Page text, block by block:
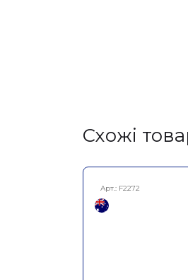
Cхожі
Арт.: F2272